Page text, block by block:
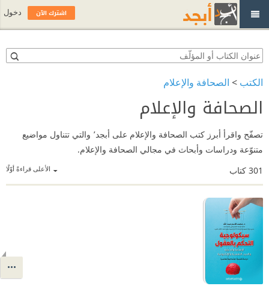
الكتب > الصحافة والإعلام
الصحافة والإعلام
تصفّح واقرأ أبرز كتب الصحافة والإعلام على أبجد٬ والتي تتناول مواضيع
متنوّعة ودراسات وأبحاث في مجالي الصحافة والإعلام.
الأعلى قراءةً أوّلًا 301 كتاب
اشترك الآن دخول